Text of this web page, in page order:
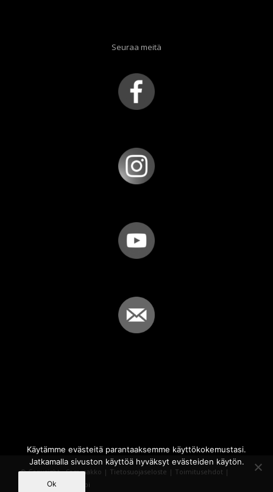
Seuraa meitä
© Copyright - Sammakko | Tietosuojaseloste | Toimitusehdot |
Powered by
iQWebbi
Käytämme evästeitä parantaaksemme käyttökokemustasi.
Jatkamalla sivuston käyttöä hyväksyt evästeiden käytön.
Ok